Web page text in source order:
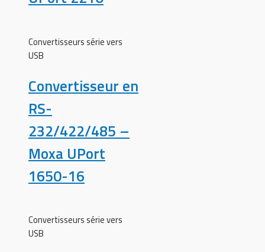
Convertisseurs série vers
USB
Convertisseur en
RS-
232/422/485 –
Moxa UPort
1650-16
Convertisseurs série vers
USB